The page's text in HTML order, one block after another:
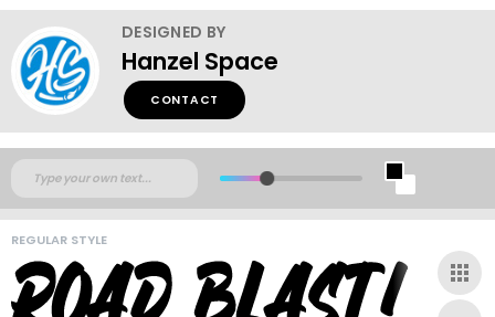
DESIGNED BY
Hanzel Space
CONTACT
REGULAR STYLE